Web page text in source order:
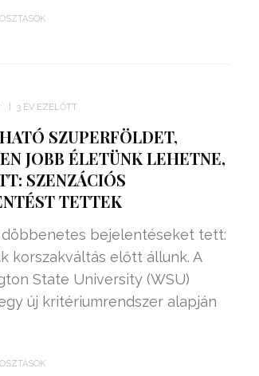
3 ÉV EZELŐTT
SZUPERFÖLDET,
JOBB ÉLETÜNK LEHETNE,
SZENZÁCIÓS
TETTEK
döbbenetes bejelentéseket tett:
korszakváltás előtt állunk. A
State University (WSU)
új kritériumrendszer alapján